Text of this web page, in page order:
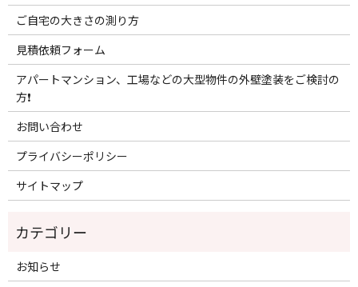
ご自宅の大きさの測り方
見積依頼フォーム
アパートマンション、工場などの大型物件の外壁塗装をご検討の
方❗️
お問い合わせ
プライバシーポリシー
サイトマップ
お知らせ